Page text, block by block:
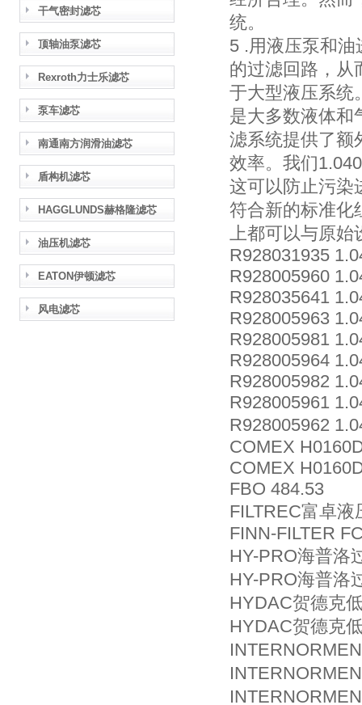
干气密封滤芯
顶轴油泵滤芯
Rexroth力士乐滤芯
泵车滤芯
南通南方润滑油滤芯
盾构机滤芯
HAGGLUNDS赫格隆滤芯
油压机滤芯
EATON伊顿滤芯
风电滤芯
统。
5 .用液压泵和
的过滤回路，从
于大型液压系统
是大多数液体和
滤系统提供了额
效率。我们
这可以防止污染
符合新的标准化
上都可以与原始
R928031935
R928005960
R928035641
R928005963
R928005981
R928005964
R928005982
R928005961
R928005962
COMEX
COMEX
FBO 484.53
FILTREC富卓
FINN-FILTER
HY-PRO海普洛
HY-PRO海普洛
HYDAC贺德克
HYDAC贺德克